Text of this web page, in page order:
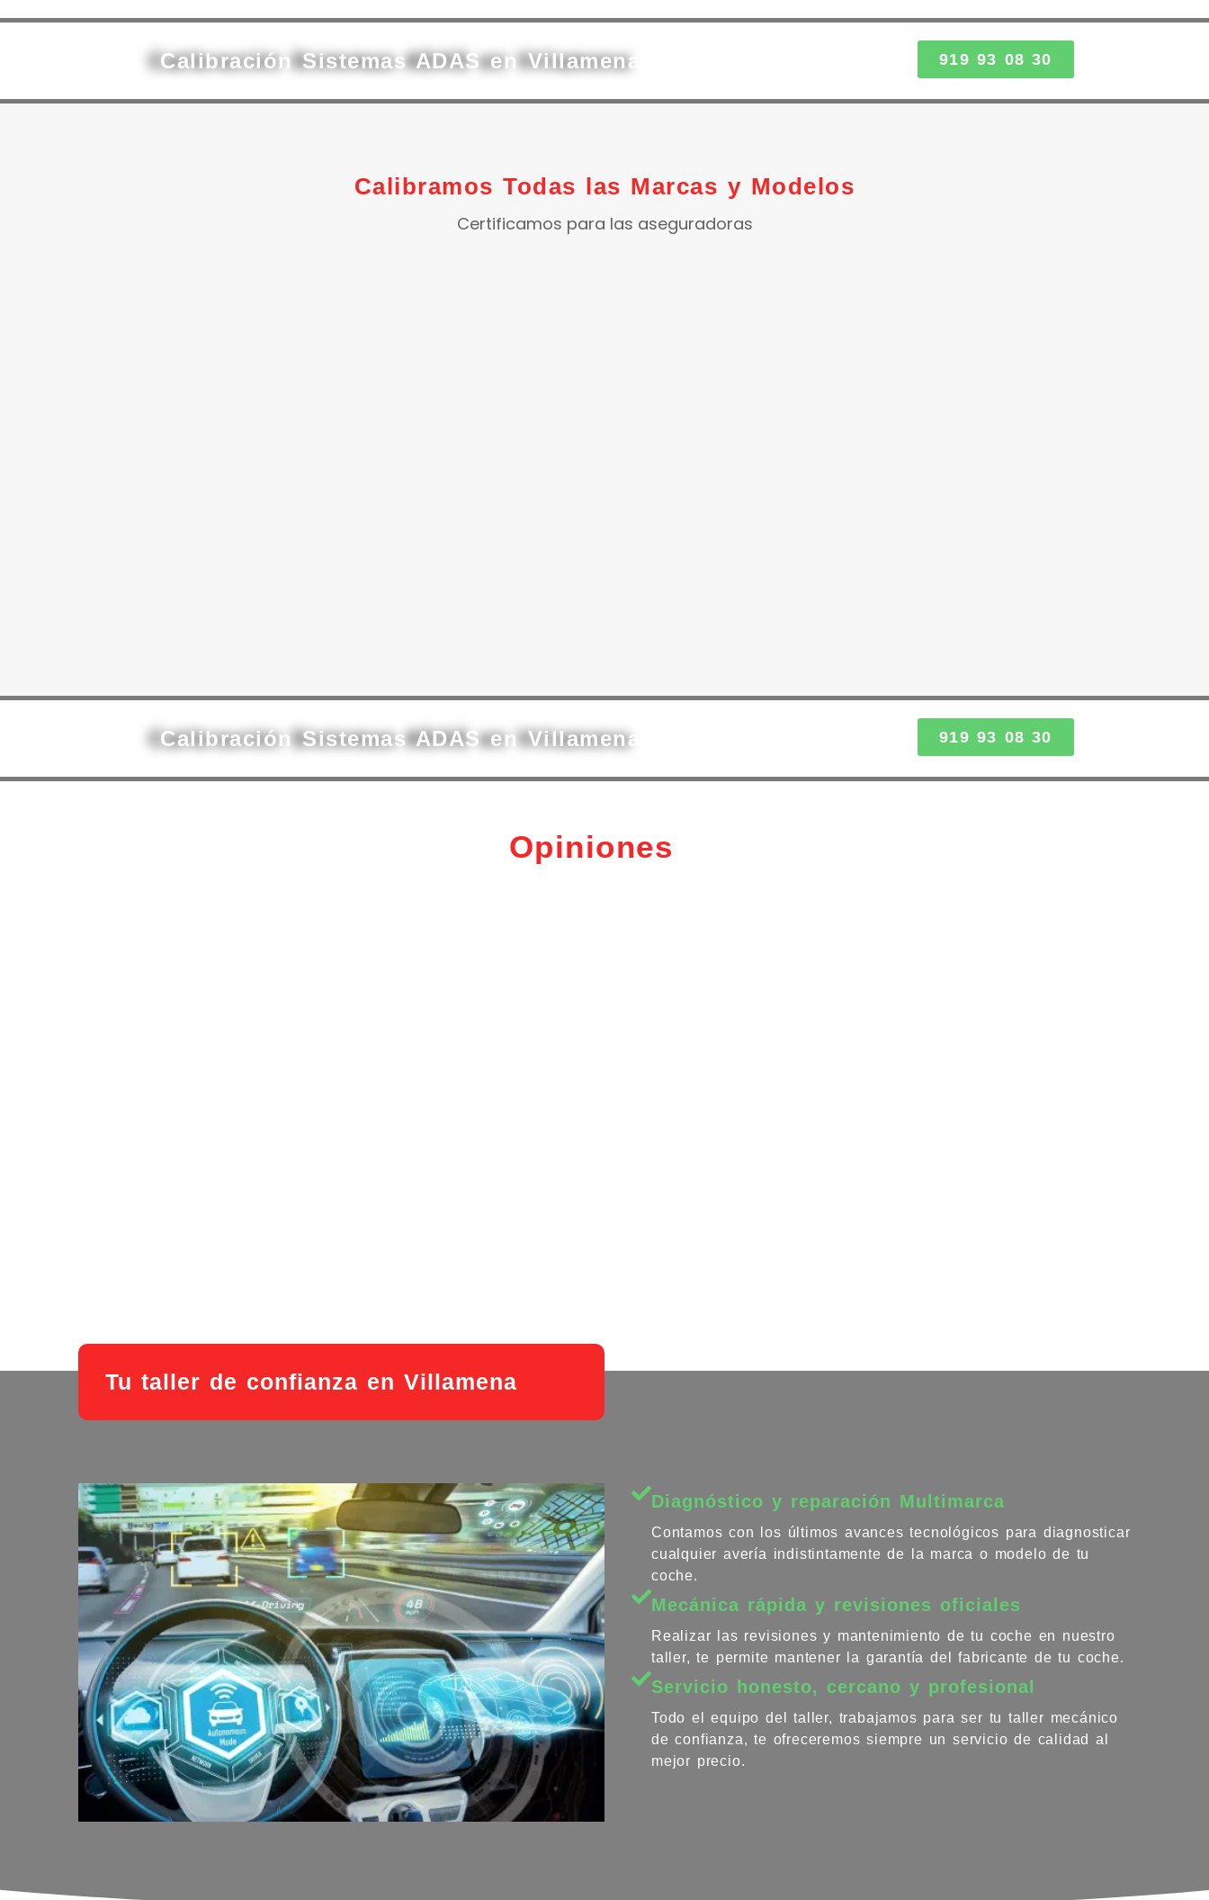
Calibración Sistemas ADAS en Villamena 919 93 08 30
Calibramos Todas las Marcas y Modelos
Certificamos para las aseguradoras
Calibración Sistemas ADAS en Villamena 919 93 08 30
Opiniones
Tu taller de confianza en Villamena
Diagnóstico y reparación Multimarca
Contamos con los últimos avances tecnológicos para diagnosticar
cualquier avería indistintamente de la marca o modelo de tu
coche.
Mecánica rápida y revisiones oficiales
Realizar las revisiones y mantenimiento de tu coche en nuestro
taller, te permite mantener la garantía del fabricante de tu coche.
Servicio honesto, cercano y profesional
Todo el equipo del taller, trabajamos para ser tu taller mecánico
de confianza, te ofreceremos siempre un servicio de calidad al
mejor precio.